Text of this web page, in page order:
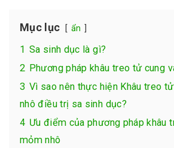
Mục lục ẩn
1 Sa sinh dục là gì?
2 Phương pháp khâu treo tử cung
3 Vì sao nên thực hiện Khâu treo
nhô điều trị sa sinh dục?
4 Ưu điểm của phương pháp khâu
mỏm nhô